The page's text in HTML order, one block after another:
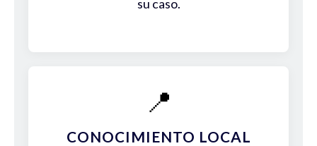
su caso.
📍
CONOCIMIENTO LOCAL